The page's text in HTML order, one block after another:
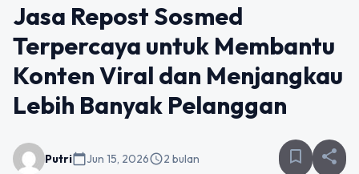
Jasa Repost Sosmed
Terpercaya untuk Membantu
Konten Viral dan Menjangkau
Lebih Banyak Pelanggan
Putricalendar_todayJun 15, 2026schedule2 bulan bookmark_border share